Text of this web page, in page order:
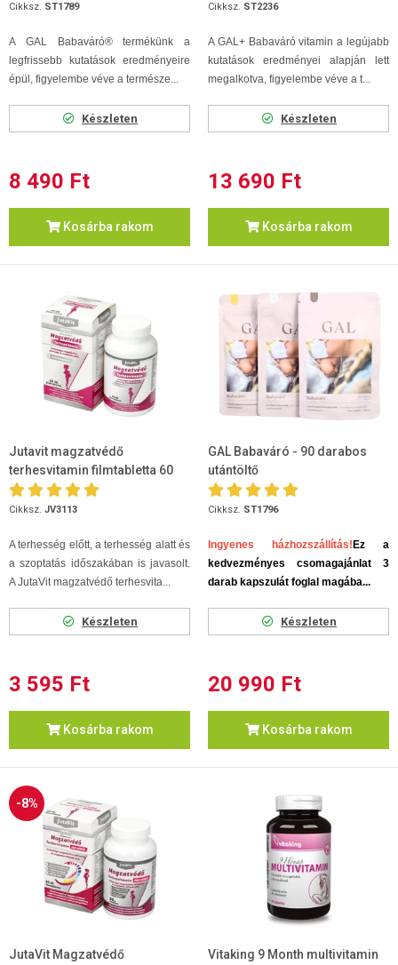
Cikksz. ST1789
A GAL Babaváró® termékünk a
legfrissebb kutatások eredményeire
épül, figyelembe véve a természe...
Készleten
8 490 Ft
Kosárba rakom
Cikksz. ST2236
A GAL+ Babaváró vitamin a legújabb
kutatások eredményei alapján lett
megalkotva, figyelembe véve a t...
Készleten
13 690 Ft
Kosárba rakom
Jutavit magzatvédő
terhesvitamin filmtabletta 60
db
Cikksz. JV3113
A terhesség előtt, a terhesség alatt és
a szoptatás időszakában is javasolt.
A JutaVit magzatvédő terhesvita...
Készleten
3 595 Ft
Kosárba rakom
GAL Babaváró - 90 darabos
utántöltő
Cikksz. ST1796
Ingyenes házhozszállítás! Ez a
kedvezményes csomagajánlat 3
darab kapszulát foglal magába...
Készleten
20 990 Ft
Kosárba rakom
-8%
JutaVit Magzatvédő
Vitaking 9 Month multivitamin